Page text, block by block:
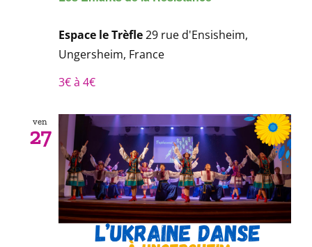
Espace le Trèfle29 rue d'Ensisheim,
Ungersheim, France
3€ à 4€
ven
27